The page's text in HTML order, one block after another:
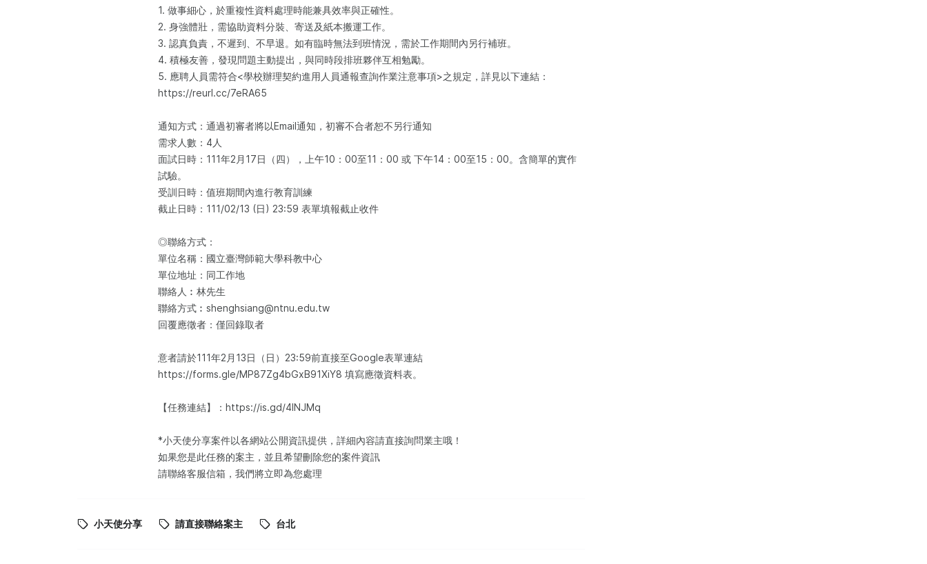
1. 做事細心，於重複性資料處理時能兼具效率與正確性。
2. 身強體壯，需協助資料分裝、寄送及紙本搬運工作。
3. 認真負責，不遲到、不早退。如有臨時無法到班情況，需於工作期間內另行補班。
4. 積極友善，發現問題主動提出，與同時段排班夥伴互相勉勵。
5. 應聘人員需符合<學校辦理契約進用人員通報查詢作業注意事項>之規定，詳見以下連結：
https://reurl.cc/7eRA65
通知方式：通過初審者將以Email通知，初審不合者恕不另行通知
需求人數：4人
面試日時：111年2月17日（四），上午10：00至11：00 或 下午14：00至15：00。含簡單的實作
試驗。
受訓日時：值班期間內進行教育訓練
截止日時：111/02/13 (日) 23:59 表單填報截止收件
◎聯絡方式：
單位名稱：國立臺灣師範大學科教中心
單位地址：同工作地
聯絡人︰林先生
聯絡方式︰shenghsiang@ntnu.edu.tw
回覆應徵者：僅回錄取者
意者請於111年2月13日（日）23:59前直接至Google表單連結
https://forms.gle/MP87Zg4bGxB91XiY8 填寫應徵資料表。
【任務連結】：https://is.gd/4lNJMq
*小天使分享案件以各網站公開資訊提供，詳細內容請直接詢問業主哦！
如果您是此任務的案主，並且希望刪除您的案件資訊
請聯絡客服信箱，我們將立即為您處理
小天使分享 請直接聯絡案主 台北